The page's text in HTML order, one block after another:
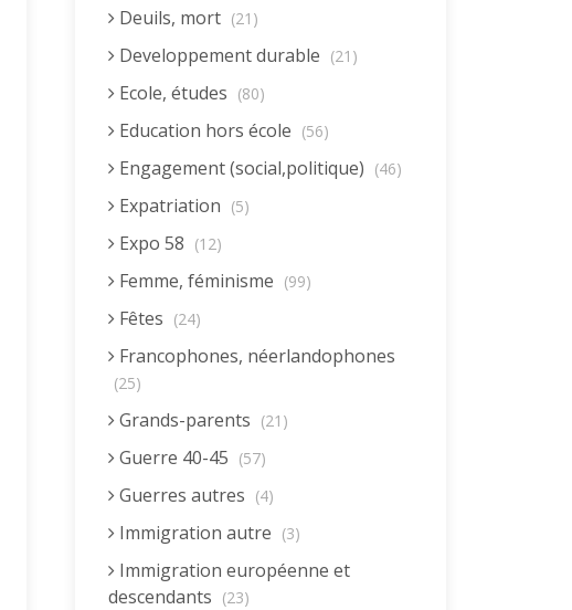
Deuils, mort (21)
Developpement durable (21)
Ecole, études (80)
Education hors école (56)
Engagement (social,politique) (46)
Expatriation (5)
Expo 58 (12)
Femme, féminisme (99)
Fêtes (24)
Francophones, néerlandophones
(25)
Grands-parents (21)
Guerre 40-45 (57)
Guerres autres (4)
Immigration autre (3)
Immigration européenne et
descendants (23)